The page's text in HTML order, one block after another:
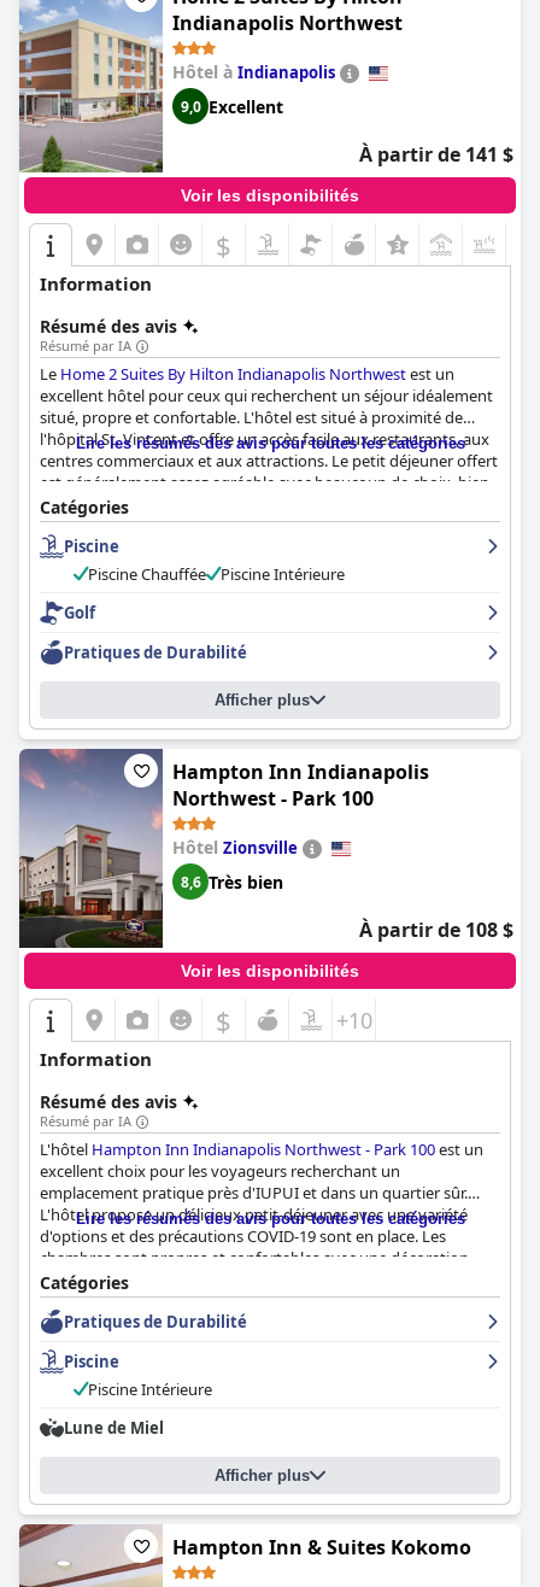
Indianapolis Northwest
Hôtel à Indianapolis
9,0 Excellent
À partir de 141 $
Voir les disponibilités
$
Information
Résumé des avis
Résumé par IA
Le Home 2 Suites By Hilton Indianapolis Northwestest un
excellent hôtel pour ceux qui recherchent un séjour idéalement
situé, propre et confortable. L'hôtel est situé à proximité de
l'hôpital St. Vincent et offre un accès facile aux restaurants, aux
centres commerciaux et aux attractions. Le petit déjeuner offert
est généralement assez agréable avec beaucoup de choix, bien
que certains clients aient estimé qu'il aurait pu être meilleur. Les
chambres sont spacieuses, propres et modernes, ce qui en fait
un séjour vraiment agréable. L'hôtel est fier de sa propreté et le
personnel est amical et serviable. La piscine est idéale pour les
moments. Les lits sont confortables et spacieux, bien que
Dans l'ensemble, leHome 2 Suites By Hilton Indianapolis
Northwestoffre un excellent rapport qualité-prix et est familial,
ce qui en fait un excellent choix pour quiconque séjourne à Indy.
Lire les résumés des avis pour toutes les catégories
Catégories
Piscine
Piscine Chauffée
Piscine Intérieure
Golf
Pratiques de Durabilité
Afficher plus
Hampton Inn Indianapolis
Northwest - Park 100
Hôtel Zionsville
8,6 Très bien
À partir de 108 $
Voir les disponibilités
$ +10
Information
Résumé des avis
Résumé par IA
L'hôtel Hampton Inn Indianapolis Northwest - Park 100est un
excellent choix pour les voyageurs recherchant un
emplacement pratique près d'IUPUI et dans un quartier sûr.
L'hôtel propose un délicieux petit-déjeuner avec une variété
d'options et des précautions COVID-19 sont en place. Les
chambres sont propres et confortables avec une décoration
moderne, bien que certains clients aient rencontré des
problèmes d'entretien. L'hôtel est constamment propre et bien
entretenu et le personnel est amical et serviable. La piscine est
propre et amusante, bien que certains clients aient mentionné
qu'elle pourrait avoir besoin d'une attention particulière. Les lits
sont confortables avec une variété d'options d'oreillers, bien que
les serviettes. Dans l'ensemble, le
Northwest - Park 100offre un séjour agréable et plaisant aux
Lire les résumés des avis pour toutes les catégories
Catégories
Pratiques de Durabilité
Piscine
Piscine Intérieure
Lune de Miel
Afficher plus
Hampton Inn & Suites Kokomo